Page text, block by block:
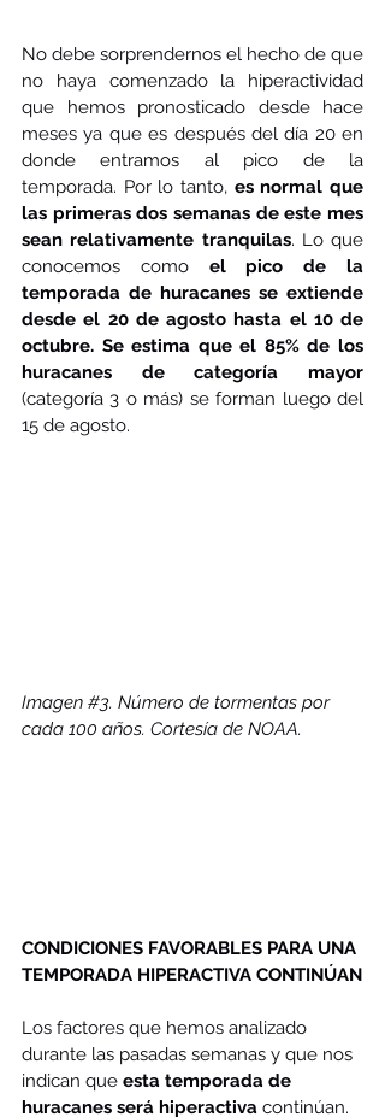
No debe sorprendernos el hecho de que
no haya comenzado la hiperactividad
que hemos pronosticado desde hace
meses ya que es después del día 20 en
donde entramos al pico de la
temporada. Por lo tanto, es normal que
las primeras dos semanas de este mes
sean relativamente tranquilas. Lo que
conocemos como el pico de la
temporada de huracanes se extiende
desde el 20 de agosto hasta el 10 de
octubre. Se estima que el 85% de los
huracanes de categoría mayor
(categoría 3 o más) se forman luego del
15 de agosto.
Imagen #3. Número de tormentas por
cada 100 años. Cortesía de NOAA.
CONDICIONES FAVORABLES PARA UNA
TEMPORADA HIPERACTIVA CONTINÚAN
Los factores que hemos analizado
durante las pasadas semanas y que nos
indican que esta temporada de
huracanes será hiperactiva continúan.